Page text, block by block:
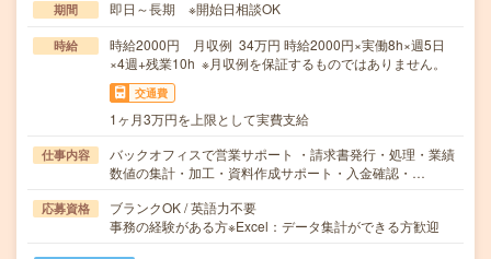
期間 即日～長期 ※開始日相談OK
時給
時給2000円 月収例 34万円 時給2000円×実働8h×週5日
×4週+残業10h ※月収例を保証するものではありません。
交通費
1ヶ月3万円を上限として実費支給
仕事内容
バックオフィスで営業サポート ・請求書発行・処理・業績
数値の集計・加工・資料作成サポート・入金確認・…
応募資格
ブランクOK / 英語力不要
事務の経験がある方※Excel：データ集計ができる方歓迎